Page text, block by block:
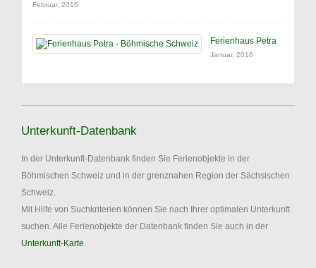
Februar, 2016
Ferienhaus Petra
Januar, 2016
Unterkunft-Datenbank
In der Unterkunft-Datenbank finden Sie Ferienobjekte in der
Böhmischen Schweiz und in der grenznahen Region der Sächsischen
Schweiz.
Mit Hilfe von Suchkriterien können Sie nach Ihrer optimalen Unterkunft
suchen. Alle Ferienobjekte der Datenbank finden Sie auch in der
Unterkunft-Karte.